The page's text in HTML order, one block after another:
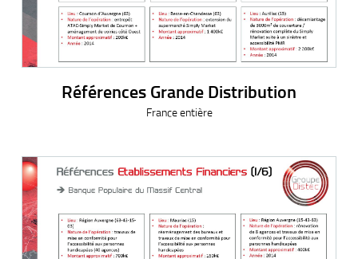
Références Grande Distribution
France entière